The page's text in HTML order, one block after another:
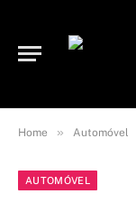
Home » Automóvel
AUTOMÓVEL